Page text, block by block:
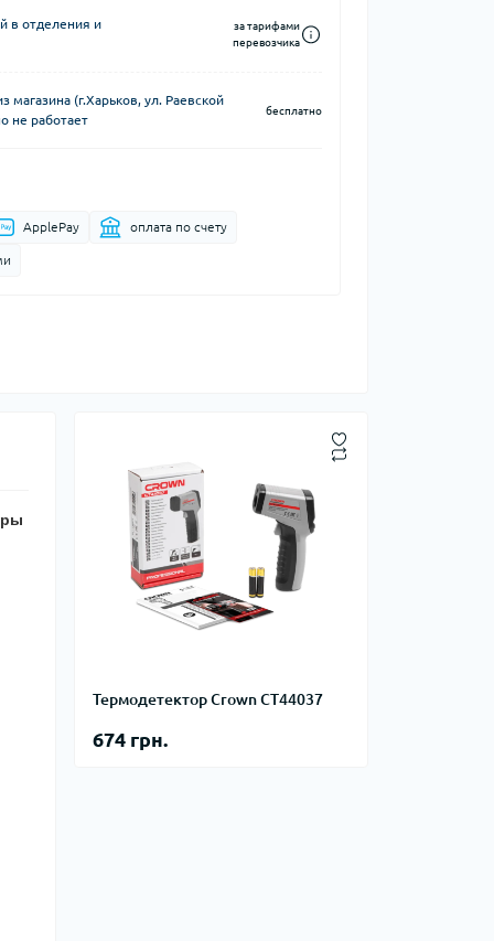
в отделения и
за тарифами
перевозчика
магазина (г.Харьков, ул. Раевской
не работает
бесплатно
ApplePay оплата по счету
Термодетектор Crown CT44037
674 грн.